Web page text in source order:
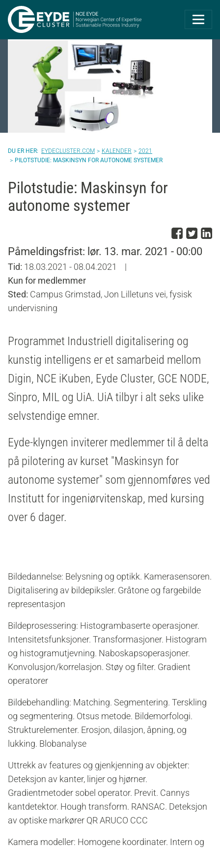
Eyde-Cluster |
EYDECLUSTER.COM KALENDER
2021
PILOTSTUDIE: MASKINSYN FOR AUTONOME SYSTEMER
Pilotstudie: Maskinsyn for
autonome systemer
DelDel
Påmeldingsfrist: lør. 13. mar. 2021 - 00:00
Tid: 18.03.2021 - 08.04.2021
|
Kun for medlemmer
Sted: Campus Grimstad, Jon Lilletuns vei, fysisk
undervisning
Programmet Industriell digitalisering og
kunstig intelligens er et samarbeid mellom
Digin, NCE iKuben, Eyde Cluster, GCE NODE,
Sinpro, MIL og UiA. UiA tilbyr i alt seks ulike
selvstendige emner.
Eyde-klyngen inviterer medlemmer til å delta
på pilotering av kurset "Maskinsyn for
autonome systemer" som gjennomføres ved
Institutt for ingeniørvitenskap, med kursing
over 6 dager.
Bildedannelse: Belysning og optikk. Kamerasensoren.
Digitalisering av bildepiksler. Gråtone og fargebilde
representasjon
Bildeprosessering: Histogrambaserte operasjoner.
Intensitetsfunksjoner. Transformasjoner. Histogram
og histogramutjevning. Naboskapsoperasjoner.
Konvolusjon/korrelasjon. Støy og filter. Gradient
operatorer
Bildebehandling: Matching. Segmentering. Terskling
og segmentering. Otsus metode. Bildemorfologi.
Strukturelementer. Erosjon, dilasjon, åpning, og
lukking. Blobanalyse
Uttrekk av features og gjenkjenning av objekter:
Deteksjon av kanter, linjer og hjørner.
Gradientmetoder sobel operator. Previt. Cannys
kantdetektor. Hough transform. RANSAC. Deteksjon
av optiske markører QR ARUCO CCC
Kamera modeller: Homogene koordinater. Intern og